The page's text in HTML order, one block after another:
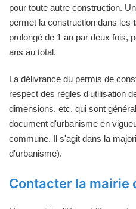
pour toute autre construction.
permet la construction dans les
prolongé de 1 an par deux fois,
ans au total.
La délivrance du permis de
respect des règles d'utilisation
dimensions, etc. qui sont
document d'urbanisme en
commune. Il s'agit dans la
d'urbanisme).
Contacter la mairie